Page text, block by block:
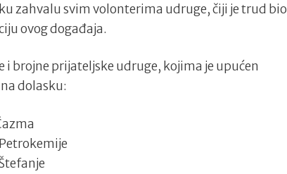
zahvalu svim volonterima udruge, čiji je trud bio
ovog događaja.
i brojne prijateljske udruge, kojima je upućen
dolasku: